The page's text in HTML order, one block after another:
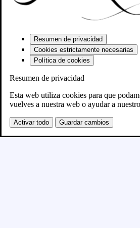
Resumen de privacidad
Cookies estrictamente necesarias
Política de cookies
Resumen de privacidad
Esta web utiliza cookies para que
vuelves a nuestra web o ayudar a
Activar todo Guardar cambios